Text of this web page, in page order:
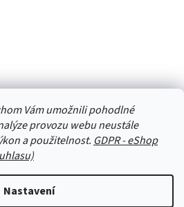
Vám umožnili pohodlné
provozu webu neustále
a použitelnost. GDPR - eShop
Nastavení
Yachtmeni ComGate Payments, a.s.
Vytvořil Shoptet